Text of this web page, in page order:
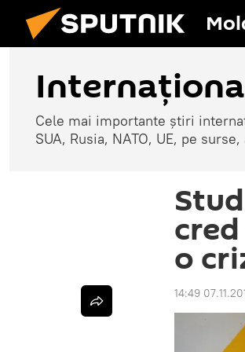
Cele mai importante știri
SUA, Rusia, NATO, UE, pe
o
14:49